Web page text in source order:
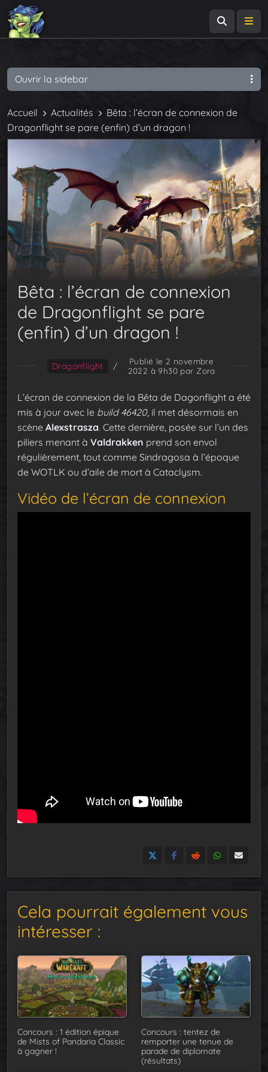
Accueil Actualités
Bêta : l’écran de connexion de
Dragonflight se pare (enfin) d’un dragon !
Bêta : l’écran de connexion
de Dragonflight se pare
(enfin) d’un dragon !
Dragonflight /
Publié le 2 novembre
2022 à 9h30 par Zora
L’écran de connexion de la Bêta de Dagonflight a été
mis à jour avec le build 46420, il met désormais en
scène Alexstrasza. Cette dernière, posée sur l’un des
piliers menant à Valdrakken prend son envol
régulièrement, tout comme Sindragosa à l’époque
de WOTLK ou d’aile de mort à Cataclysm.
Vidéo de l’écran de connexion
Cela pourrait également vous
intéresser :
Concours : 1 édition épique
de Mists of Pandaria Classic
à gagner !
Concours : tentez de
remporter une tenue de
parade de diplomate
(résultats)
Ouvrir la sidebar